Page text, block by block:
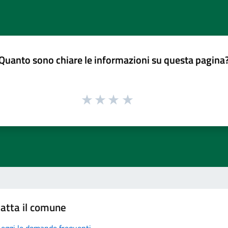
sono chiare le informazioni su questa
il comune